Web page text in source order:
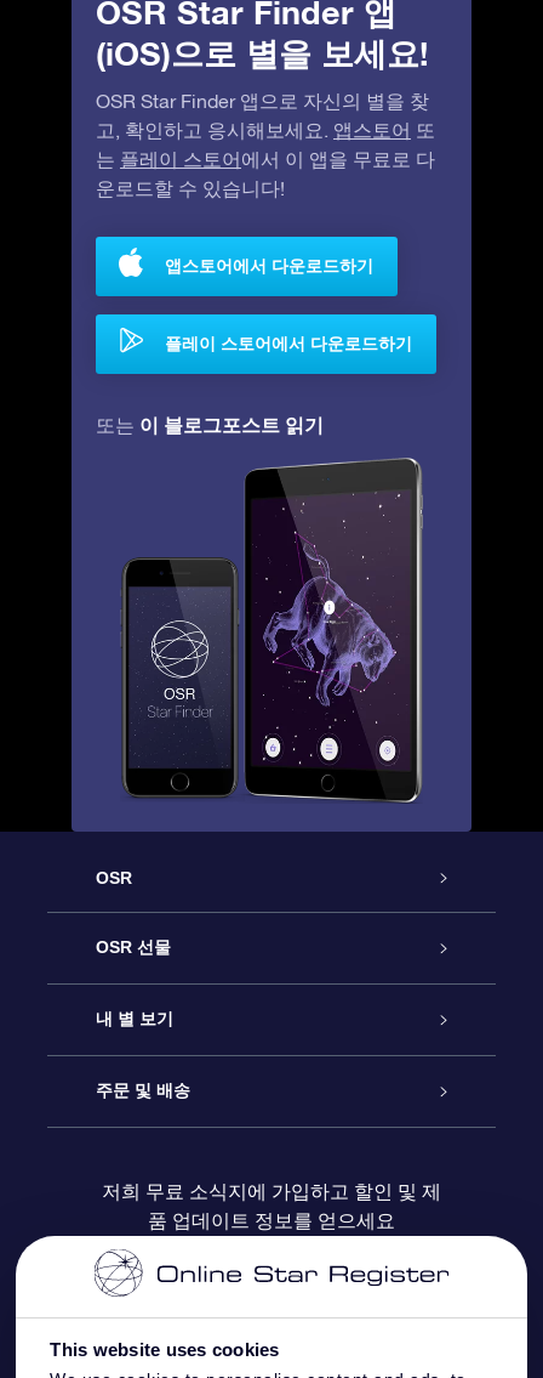
This website uses cookies
OSR Star Finder 앱
(iOS)으로 별을 보세요!
OSR Star Finder 앱으로 자신의 별을 찾
고, 확인하고 응시해보세요. 앱스토어 또
는 플레이 스토어 에서 이 앱을 무료로 다
운로드할 수 있습니다!
앱스토어에서 다운로드하기
플레이 스토어에서 다운로드하기
또는 이 블로그포스트 읽기
OSR
고객 서비스
연락처
블로그
OSR 선물
온라인 별 선물
OSR 선물 팩
OSR 상품권
기업 선물
내 별 보기
Star Register
맞춤 별 페이지
One Million Stars
주문 및 배송
결제 정보
배송 정보
환불 정책
저희 무료 소식지에 가입하고 할인 및 제
품 업데이트 정보를 얻으세요